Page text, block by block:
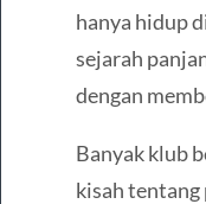
hanya hidup
sejarah
dengan
Banyak klub
kisah tentang